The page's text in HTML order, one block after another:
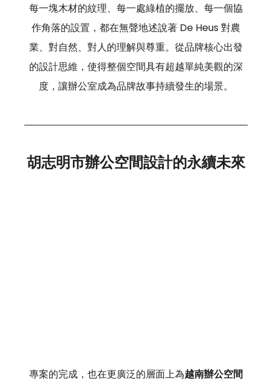
每一塊木材的紋理、每一處綠植的擺放、每一個協
作角落的設置，都在無聲地述說著 De Heus 對農
業、對自然、對人的理解與尊重。從品牌核心出發
的設計思維，使得整個空間具有超越單純美觀的深
度，讓辦公室成為品牌故事持續發生的場景。
胡志明市辦公空間設計的永續未來
專案的完成，也在更廣泛的層面上為越南辦公空間